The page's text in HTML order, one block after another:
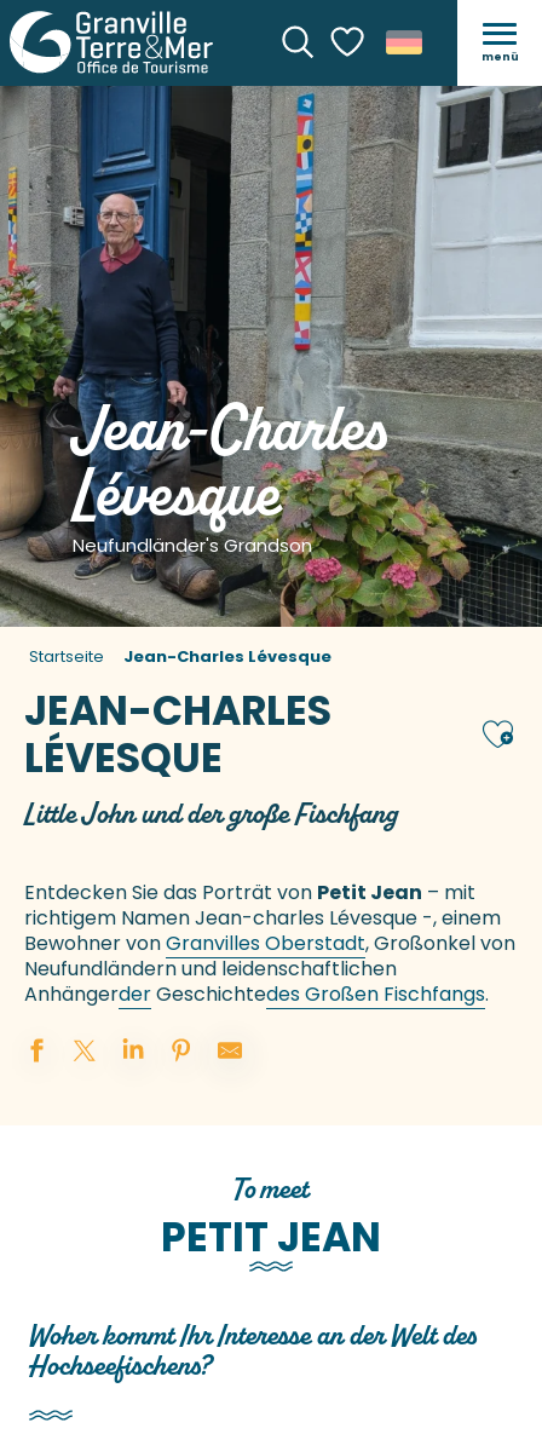
SucheVoir les favoris
menü
Jean-Charles
Lévesque
Neufundländer's Grandson
Startseite Jean-Charles Lévesque
JEAN-CHARLES
LÉVESQUE
Little John und der große Fischfang
Entdecken Sie das Porträt von Petit Jean – mit
richtigem Namen Jean-charles Lévesque -, einem
Bewohner vonGranvilles Oberstadt, Großonkel von
Neufundländern und leidenschaftlichen
AnhängerderGeschichtedes Großen Fischfangs.
To meet
PETIT JEAN
Woher kommt Ihr Interesse an der Welt des
Hochseefischens?